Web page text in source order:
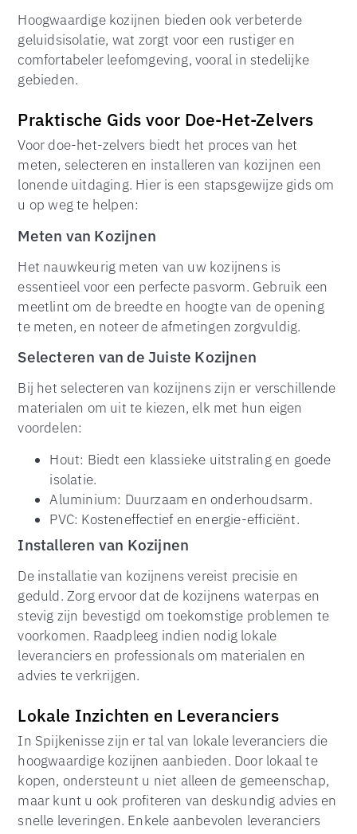
Hoogwaardige kozijnen bieden ook verbeterde
geluidsisolatie, wat zorgt voor een rustiger en
comfortabeler leefomgeving, vooral in stedelijke
gebieden.
Praktische Gids voor Doe-Het-Zelvers
Voor doe-het-zelvers biedt het proces van het
meten, selecteren en installeren van kozijnen een
lonende uitdaging. Hier is een stapsgewijze gids om
u op weg te helpen:
Meten van Kozijnen
Het nauwkeurig meten van uw kozijnens is
essentieel voor een perfecte pasvorm. Gebruik een
meetlint om de breedte en hoogte van de opening
te meten, en noteer de afmetingen zorgvuldig.
Selecteren van de Juiste Kozijnen
Bij het selecteren van kozijnens zijn er verschillende
materialen om uit te kiezen, elk met hun eigen
voordelen:
Hout: Biedt een klassieke uitstraling en goede
isolatie.
Aluminium: Duurzaam en onderhoudsarm.
PVC: Kosteneffectief en energie-efficiënt.
Installeren van Kozijnen
De installatie van kozijnens vereist precisie en
geduld. Zorg ervoor dat de kozijnens waterpas en
stevig zijn bevestigd om toekomstige problemen te
voorkomen. Raadpleeg indien nodig lokale
leveranciers en professionals om materialen en
advies te verkrijgen.
Lokale Inzichten en Leveranciers
In Spijkenisse zijn er tal van lokale leveranciers die
hoogwaardige kozijnen aanbieden. Door lokaal te
kopen, ondersteunt u niet alleen de gemeenschap,
maar kunt u ook profiteren van deskundig advies en
snelle leveringen. Enkele aanbevolen leveranciers